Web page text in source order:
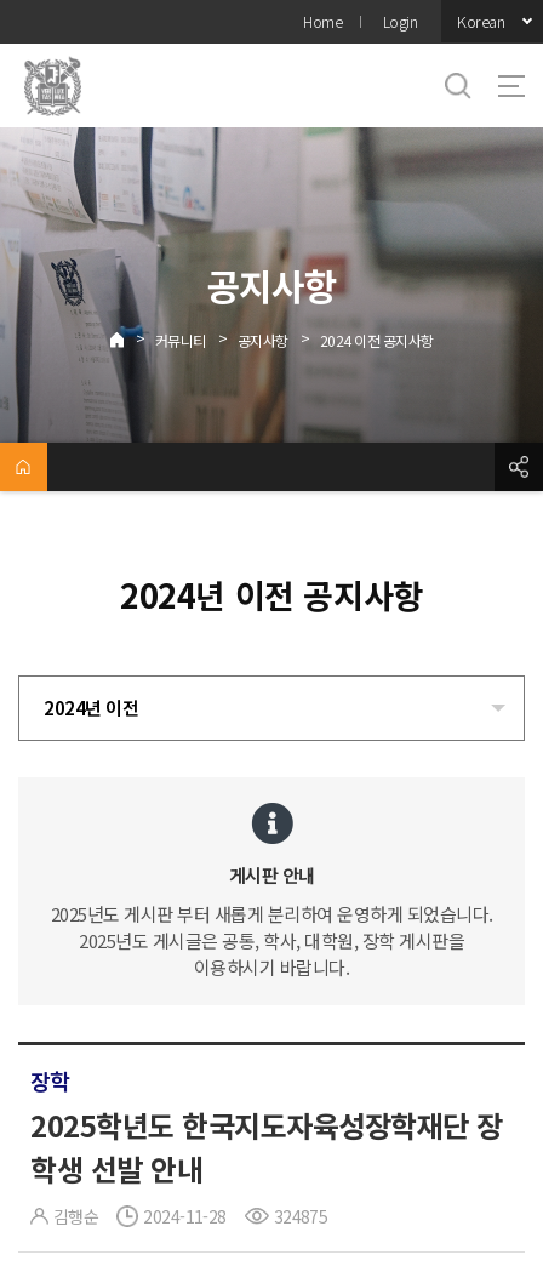
메뉴
Home Login Korean
공지사항
> 커뮤니티 > 공지사항 > 2024 이전 공지사항
2024년 이전 공지사항
2024년 이전
게시판 안내
2025년도 게시판 부터 새롭게 분리하여 운영하게 되었습니다.
2025년도 게시글은 공통, 학사, 대학원, 장학 게시판을
이용하시기 바랍니다.
장학
2025학년도 한국지도자육성장학재단 장
학생 선발 안내
김행순 2024-11-28 324875